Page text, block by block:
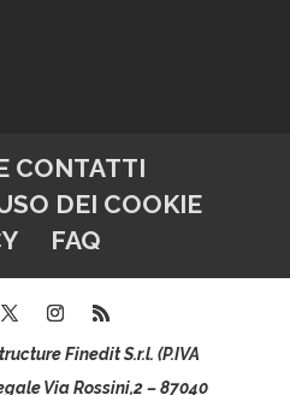
CONTATTI
DEI COOKIE
FAQ
Finedit S.r.l. (P.IVA
Via Rossini,2 – 87040